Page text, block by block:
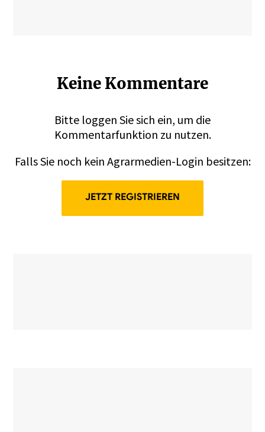
Keine Kommentare
Bitte loggen Sie sich ein, um die
Kommentarfunktion zu nutzen.
Falls Sie noch kein Agrarmedien-Login besitzen:
JETZT REGISTRIEREN